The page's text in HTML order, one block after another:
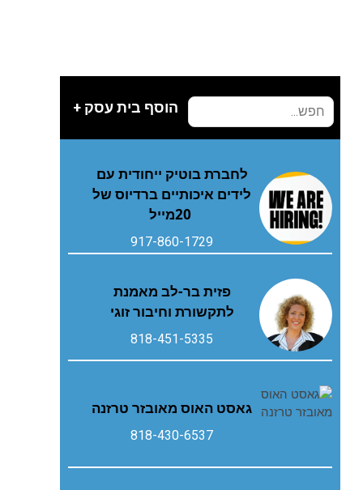
הוסף בית עסק +
‬20‭ ‬מייל
917-860-1729
פזית בר-לב מאמנת
לתקשורת וחיבור זוגי
818-451-5335
גאסט‭ ‬האוס‭ ‬מאובזר‭ ‬טרזנה
818-430-6537